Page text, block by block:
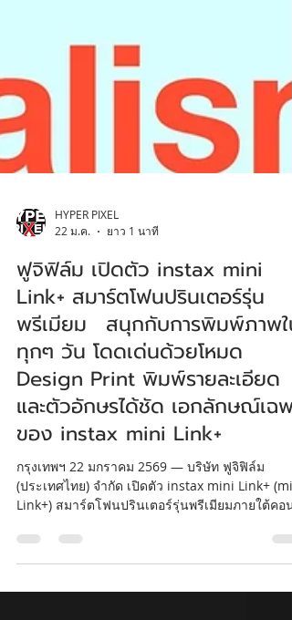
22 ม.ค.
ยาว 1 นาที
ฟูจิฟิล์ม เปิดตัว instax mini
Link+ สมาร์ตโฟนปรินเตอร์รุ่น
พรีเมียม สนุกกับการพิมพ์ภาพใน
ทุกๆ วัน โดดเด่นด้วยโหมด
Design Print พิมพ์รายละเอียด
และตัวอักษรได้ชัด เอกลักษณ์เฉพา
ของ instax mini Link+